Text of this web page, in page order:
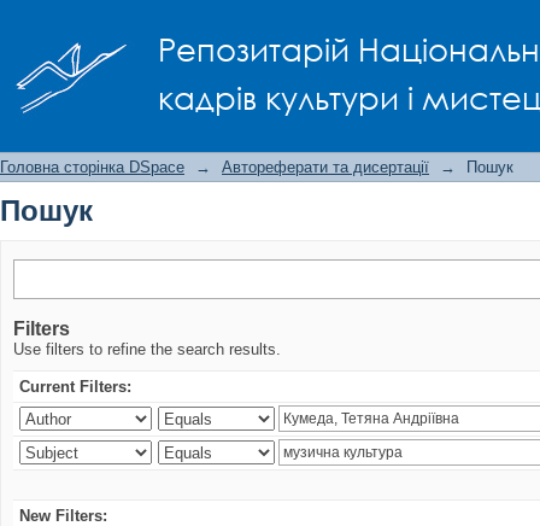
Репозитарій
кадрів культури і
Головна сторінка DSpace → Автореферати та дисертації → Пошук
Пошук
Filters
Use filters to refine the search results.
Current Filters:
New Filters: